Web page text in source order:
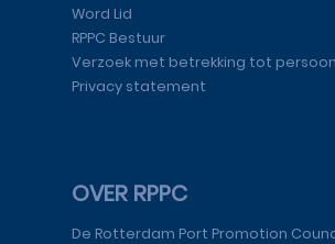
Word Lid
RPPC Bestuur
Verzoek met betrekking tot
Privacy statement
OVER RPPC
De Rotterdam Port Promotion